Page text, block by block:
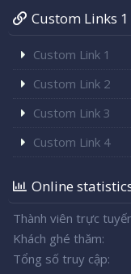
Custom Links 1
Custom Link 1
Custom Link 2
Custom Link 3
Custom Link 4
Online
Thành viên trực
Khách ghé thăm
Tổng số truy cập